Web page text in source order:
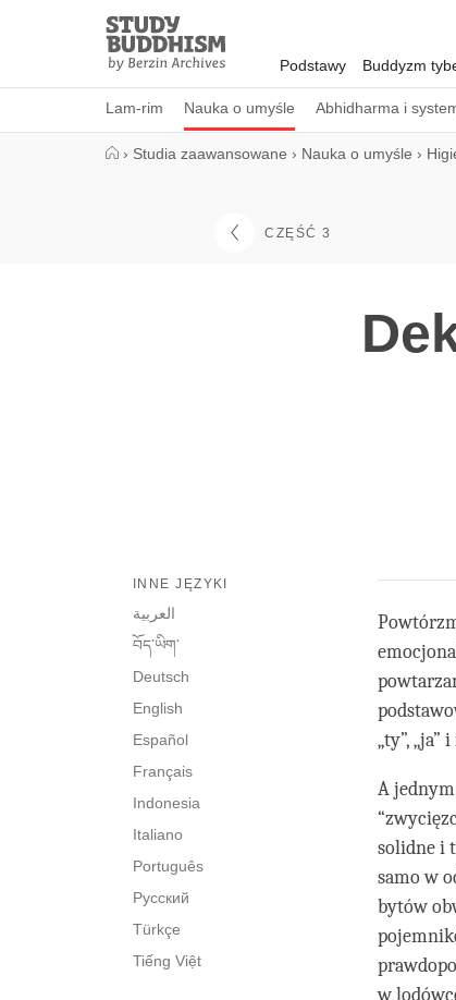
Study
Buddhism
Home
Podstawy Buddyzm
Lam-rim Nauka o umyśle Abhidharma i
› Studia zaawansowane › Nauka o umyśle ›
CZĘŚĆ 3
INNE JĘZYKI
العربية
བོད་ཡིག་
Deutsch
English
Español
Français
Indonesia
Italiano
Português
Русский
Türkçe
Tiếng Việt
„ty”, „ja”
A
solidne i
samo w
bytów
w